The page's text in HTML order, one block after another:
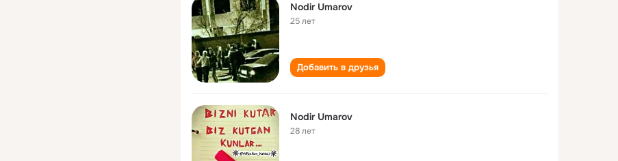
Nodir Umarov
25 лет
Добавить в друзья
Nodir Umarov
28 лет